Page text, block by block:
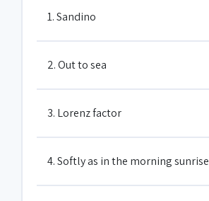
1. Sandino
2. Out to sea
3. Lorenz factor
4. Softly as in the morning sunrise